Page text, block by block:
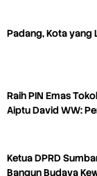
Padang, Kota yang
Raih PIN Emas
Aiptu David WW:
Ketua DPRD
Bangun Budaya